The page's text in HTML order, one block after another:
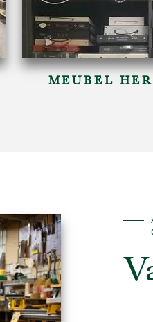
MEUBEL